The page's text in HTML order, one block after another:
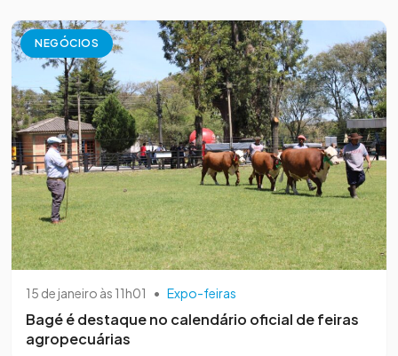
NEGÓCIOS
15 de janeiro às 11h01 • Expo-feiras
Bagé é destaque no calendário oficial de feiras
agropecuárias